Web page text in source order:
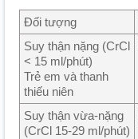
Đối tượng
Suy thận nặng (CrCl
< 15 ml/phút)
Trẻ em và thanh
thiếu niên
Suy thận vừa-nặng
(CrCl 15-29 ml/phút)